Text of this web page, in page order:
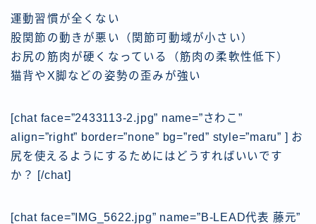
運動習慣が全くない
股関節の動きが悪い（関節可動域が小さい）
お尻の筋肉が硬くなっている（筋肉の柔軟性低下）
猫背やX脚などの姿勢の歪みが強い
[chat face=”2433113-2.jpg” name=”さわこ”
align=”right” border=”none” bg=”red” style=”maru” ] お
尻を使えるようにするためにはどうすればいいです
か？
[/chat]
[chat face=”IMG_5622.jpg” name=”B-LEAD代表 藤元”